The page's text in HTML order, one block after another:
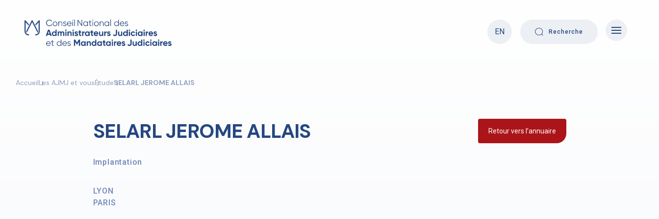
content
EN
Recherche
AccueilLes AJMJ et vousÉtudeSELARL JEROME ALLAIS
SELARL JEROME ALLAIS Retour vers l’annuaire
Implantation
LYON
PARIS